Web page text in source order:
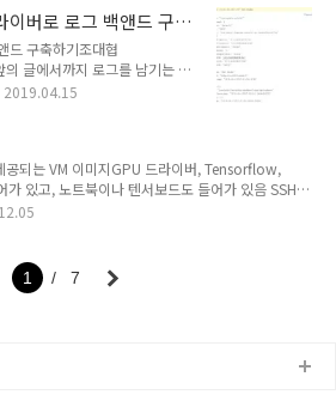
납득할만한 수준의 가용성을 제공하되 개발의 속도
보면 구글은 모바일을 기반으로 한 B2C 서비스를
99.999%의 가용성을 제공하더라도, 스마트폰과
제공하지 않기 때문에, 백앤드 서비스가 높은 가용
는 가용성은 그 정도 ..
이버로 로그 백앤드 구
드 구축하기조대협
글에서까지 로그를 남기는 방
에서는 로컬에 남긴 로그를 중
용한다. 좋은 시스템이기는 하
영에 노력이 들어간다. 대안으
서비스를 사용하는 방안이 있는
로깅이 사용이 편리하기 때문
2019.04.15
되는 VM 이미지GPU 드라이버, Tensorflow,
있고, 노트북이나 텐서보드도 들어가 있음 SSH
게 접속 가능함
1 7